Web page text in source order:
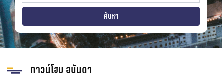
strain-station
sprice
ค้นหา
ทาวน์โฮม อนันดา